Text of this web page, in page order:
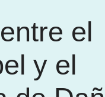
el
y el